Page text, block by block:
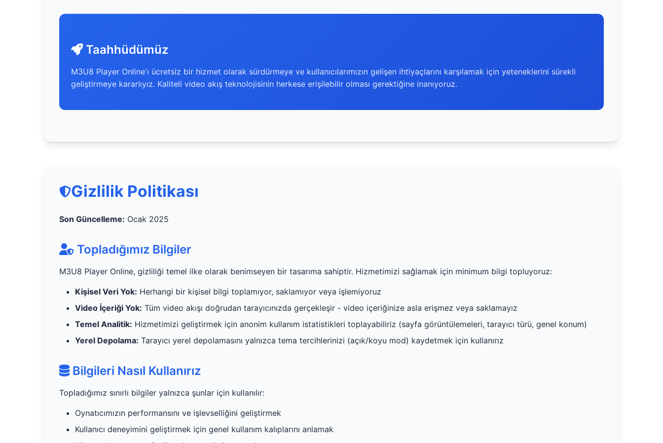
Taahhüdümüz
M3U8 Player Online'ı ücretsiz bir hizmet olarak sürdürmeye ve kullanıcılarımızın gelişen ihtiyaçlarını karşılamak için yeteneklerini sürekli
geliştirmeye kararlıyız. Kaliteli video akış teknolojisinin herkese erişilebilir olması gerektiğine inanıyoruz.
Gizlilik Politikası
Son Güncelleme: Ocak 2025
Topladığımız Bilgiler
M3U8 Player Online, gizliliği temel ilke olarak benimseyen bir tasarıma sahiptir. Hizmetimizi sağlamak için minimum bilgi topluyoruz:
Kişisel Veri Yok: Herhangi bir kişisel bilgi toplamıyor, saklamıyor veya işlemiyoruz
Video İçeriği Yok: Tüm video akışı doğrudan tarayıcınızda gerçekleşir - video içeriğinize asla erişmez veya saklamayız
Temel Analitik: Hizmetimizi geliştirmek için anonim kullanım istatistikleri toplayabiliriz (sayfa görüntülemeleri, tarayıcı türü, genel konum)
Yerel Depolama: Tarayıcı yerel depolamasını yalnızca tema tercihlerinizi (açık/koyu mod) kaydetmek için kullanırız
Bilgileri Nasıl Kullanırız
Topladığımız sınırlı bilgiler yalnızca şunlar için kullanılır:
Oynatıcımızın performansını ve işlevselliğini geliştirmek
Kullanıcı deneyimini geliştirmek için genel kullanım kalıplarını anlamak